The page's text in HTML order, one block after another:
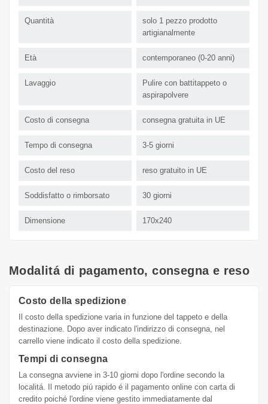
Quantità
solo 1 pezzo prodotto
artigianalmente
Età contemporaneo (0-20 anni)
Lavaggio
Pulire con battitappeto o
aspirapolvere
Costo di consegna consegna gratuita in UE
Tempo di consegna 3-5 giorni
Costo del reso reso gratuito in UE
Soddisfatto o rimborsato 30 giorni
Dimensione 170x240
Modalitá di pagamento, consegna e reso
Costo della spedizione
Il costo della spedizione varia in funzione del tappeto e della
destinazione. Dopo aver indicato l'indirizzo di consegna, nel
carrello viene indicato il costo della spedizione.
Tempi di consegna
La consegna avviene in 3-10 giorni dopo l'ordine secondo la
localitá. Il metodo piú rapido é il pagamento online con carta di
credito poiché l'ordine viene gestito immediatamente dal